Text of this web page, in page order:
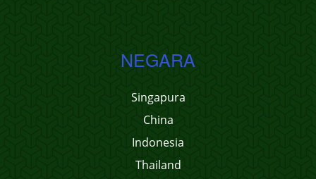
NEGARA
Singapura
China
Indonesia
Thailand